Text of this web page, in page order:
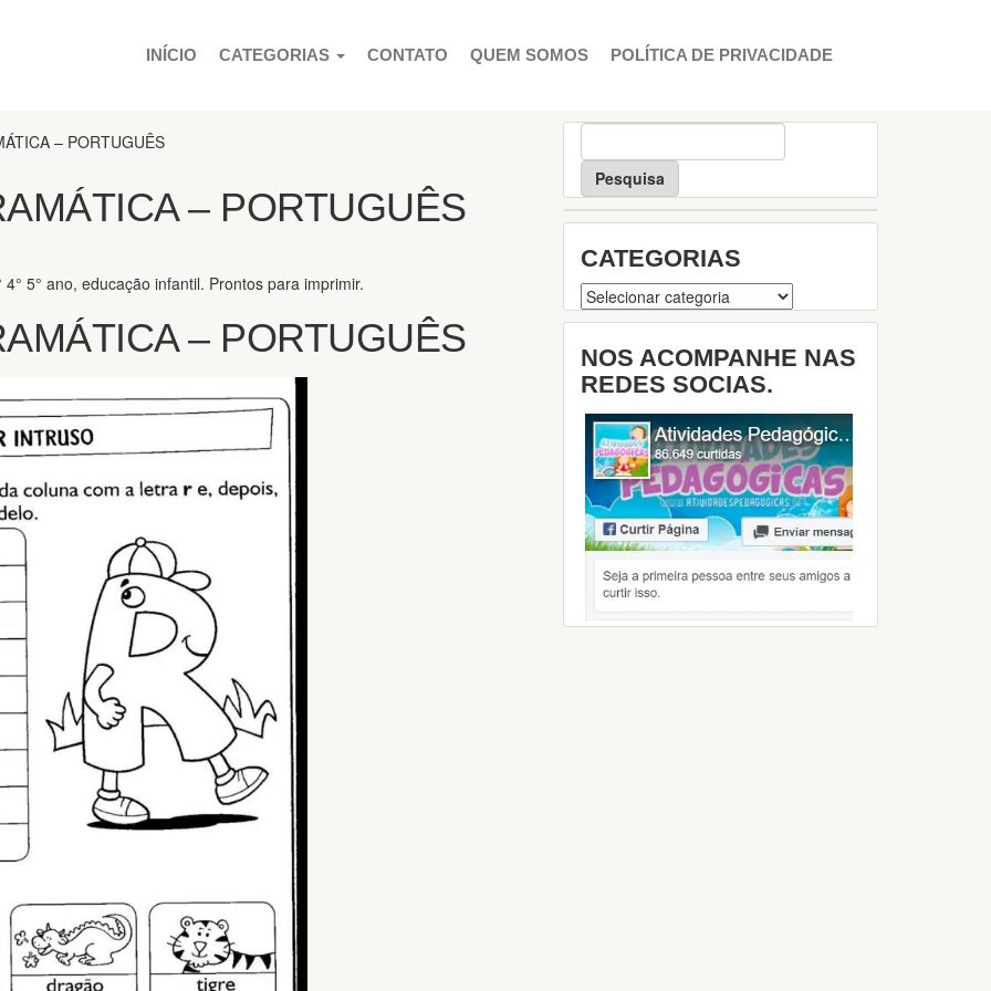
INÍCIO
CATEGORIAS CONTATO QUEM SOMOS POLÍTICA DE PRIVACIDADE
– PORTUGUÊS
– PORTUGUÊS
5° ano, educação infantil. Prontos para imprimir.
– PORTUGUÊS
P
e
q
u
s
a
CATEGORIAS
Categorias
NOS ACOMPANHE NAS
REDES SOCIAS.